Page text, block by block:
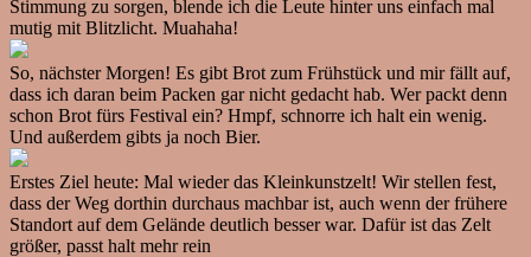
Stimmung zu sorgen, blende ich die Leute hinter uns einfach mal
mutig mit Blitzlicht. Muahaha!
So, nächster Morgen! Es gibt Brot zum Frühstück und mir fällt auf,
dass ich daran beim Packen gar nicht gedacht hab. Wer packt denn
schon Brot fürs Festival ein? Hmpf, schnorre ich halt ein wenig.
Und außerdem gibts ja noch Bier.
Erstes Ziel heute: Mal wieder das Kleinkunstzelt! Wir stellen fest,
dass der Weg dorthin durchaus machbar ist, auch wenn der frühere
Standort auf dem Gelände deutlich besser war. Dafür ist das Zelt
größer, passt halt mehr rein